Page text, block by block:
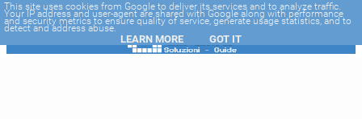
-->
This site uses cookies from Google to deliver its services and to analyze traffic.
Your IP address and user-agent are shared with Google along with performance
and security metrics to ensure quality of service, generate usage statistics, and to
detect and address abuse.
LEARN MORE GOT IT